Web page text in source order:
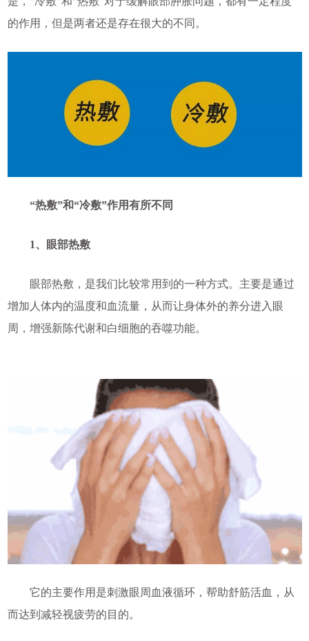
的作用，但是两者还是存在很大的不同。
“热敷”和“冷敷”作用有所不同
1、眼部热敷
眼部热敷，是我们比较常用到的一种方式。主要是通过
增加人体内的温度和血流量，从而让身体外的养分进入眼
周，增强新陈代谢和白细胞的吞噬功能。
它的主要作用是刺激眼周血液循环，帮助舒筋活血，从
而达到减轻视疲劳的目的。